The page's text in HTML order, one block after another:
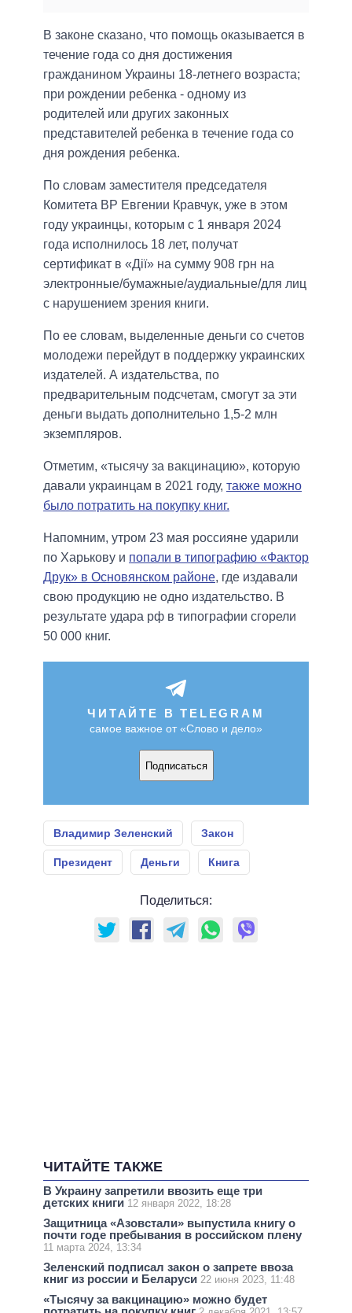
В законе сказано, что помощь оказывается в
течение года со дня достижения
гражданином Украины 18-летнего возраста;
при рождении ребенка - одному из
родителей или других законных
представителей ребенка в течение года со
дня рождения ребенка.
По словам заместителя председателя
Комитета ВР Евгении Кравчук, уже в этом
году украинцы, которым с 1 января 2024
года исполнилось 18 лет, получат
сертификат в «Дії» на сумму 908 грн на
электронные/бумажные/аудиальные/для лиц
с нарушением зрения книги.
По ее словам, выделенные деньги со счетов
молодежи перейдут в поддержку украинских
издателей. А издательства, по
предварительным подсчетам, смогут за эти
деньги выдать дополнительно 1,5-2 млн
экземпляров.
Отметим, «тысячу за вакцинацию», которую
давали украинцам в 2021 году, также можно
было потратить на покупку книг.
Напомним, утром 23 мая россияне ударили
по Харькову и попали в типографию «Фактор
Друк» в Основянском районе, где издавали
свою продукцию не одно издательство. В
результате удара рф в типографии сгорели
50 000 книг.
ЧИТАЙТЕ В TELEGRAM
самое важное от «Слово и дело»
Подписаться
Владимир Зеленский Закон
Президент Деньги Книга
Поделиться:
ЧИТАЙТЕ ТАКЖЕ
В Украину запретили ввозить еще три
детских книги 12 января 2022, 18:28
Защитница «Азовстали» выпустила книгу о
почти годе пребывания в российском плену
11 марта 2024, 13:34
Зеленский подписал закон о запрете ввоза
книг из россии и Беларуси 22 июня 2023, 11:48
«Тысячу за вакцинацию» можно будет